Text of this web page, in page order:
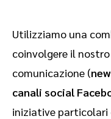
Utilizziamo una
coinvolgere il
comunicazione (
canali social
iniziative particolari